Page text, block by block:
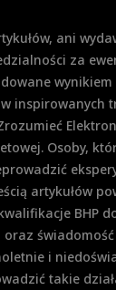
ani
za
wynikiem
inspirowanych
Osoby,
artykułów
BHP
oraz
i
takie